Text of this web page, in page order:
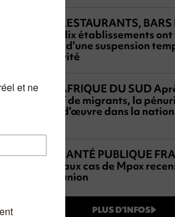
RESTAURANTS, BARS
mois, dix établissements
l'objet d'une suspension
d'activité
14:23 AFRIQUE DU SUD
massif de migrants, la
main-d'œuvre dans la
14:21 SANTÉ PUBLIQUE
nouveaux cas de Mpox
La Réunion
PLUS D’INFOS